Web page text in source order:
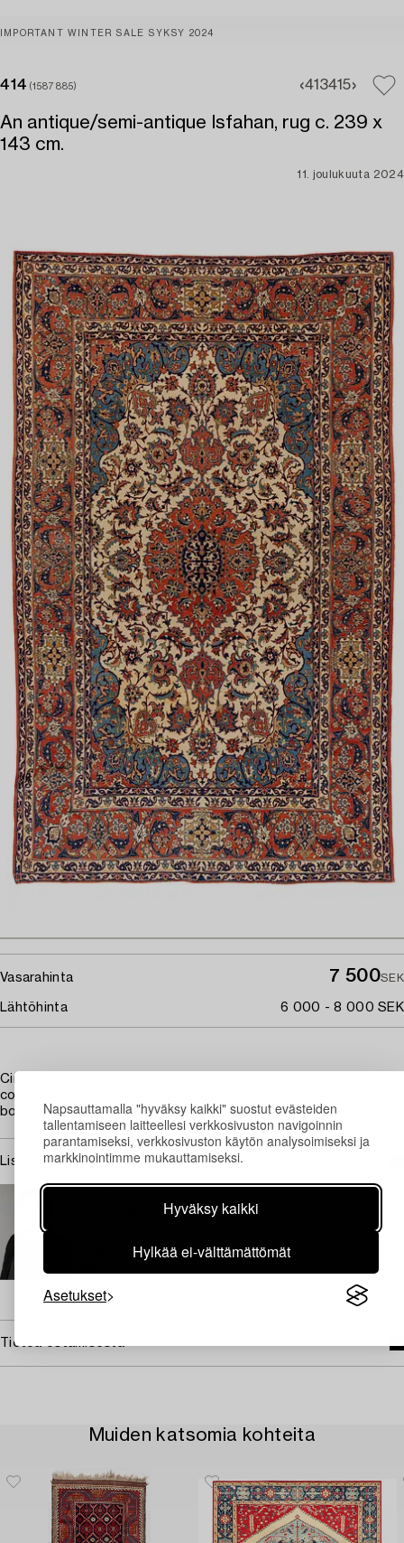
Napsauttamalla "hyväksy kaikki" suostut evästeiden
tallentamiseen laitteellesi verkkosivuston navigoinnin
parantamiseksi, verkkosivuston käytön analysoimiseksi ja
markkinointimme mukauttamiseksi.
Hyväksy kaikki
Hylkää ei-välttämättömät
Asetukset
IMPORTANT WINTER SALE SYKSY 2024
414 (1587885) 413415
An antique/semi-antique Isfahan, rug c. 239 x
143 cm.
11. joulukuuta 2024
Vasarahinta 7 500SEK
Lähtöhinta 6 000 - 8 000 SEK
Circa 1920. Bone-white ground with polychrome medallion,
corner ornaments, and palmette scrolls. Wide red melange main
border with large flower, palmette, and arabesque motifs.
Lisätietoja ja kuntoraportit
Christopher Stålhandske
Asiantuntija matot, tekstiilit, islamilainen taidekäsityö
+46 (0)708 19 12 58
Sähköposti
→ Kysyttyjä esineitä
Tietoa ostamisesta
Muiden katsomia kohteita